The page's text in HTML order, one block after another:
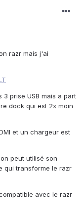
razr mais j'ai
prise USB mais a part
dock qui est 2x moin
et un chargeur est
peut utilisé son
qui transforme le razr
avec le razr